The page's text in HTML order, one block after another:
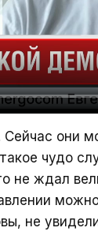
они
чудо
не ждал
не